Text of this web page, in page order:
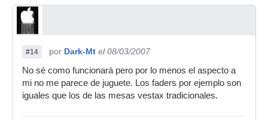
#14 por Dark-Mt el 08/03/2007
No sé como funcionará pero por lo menos el aspecto a
mi no me parece de juguete. Los faders por ejemplo son
iguales que los de las mesas vestax tradicionales.